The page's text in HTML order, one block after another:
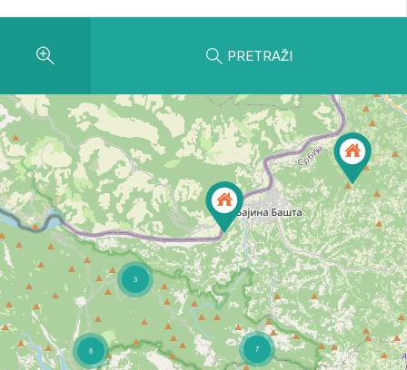
PRETRAŽI
3
8 7